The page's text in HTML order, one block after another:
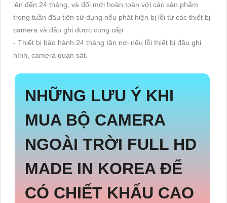
lên đến 24 tháng, và đổi mới hoàn toàn với các sản phẩm
trong tuần đầu tiên sử dụng nếu phát hiện bị lỗi từ các thiết bị
camera và đầu ghi được cung cấp
- Thiết bị bảo hành 24 tháng tận nơi nếu lỗi thiết bị đầu ghi
hình, camera quan sát.
NHỮNG LƯU Ý KHI
MUA BỘ CAMERA
NGOÀI TRỜI FULL HD
MADE IN KOREA ĐỂ
CÓ CHIẾT KHẤU CAO